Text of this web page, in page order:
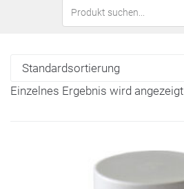
Einzelnes Ergebnis wird angezeigt